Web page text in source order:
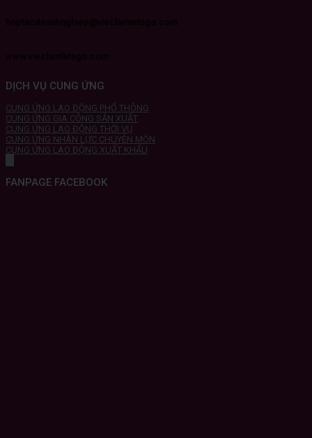
DỊCH VỤ CUNG ỨNG
CUNG ỨNG LAO ĐỘNG PHỔ THÔNG
CUNG ỨNG GIA CÔNG SẢN XUẤT
CUNG ỨNG LAO ĐỘNG THỜI VỤ
CUNG ỨNG NHÂN LỰC CHUYÊN MÔN
CUNG ỨNG LAO ĐỘNG XUẤT KHẨU
FANPAGE FACEBOOK